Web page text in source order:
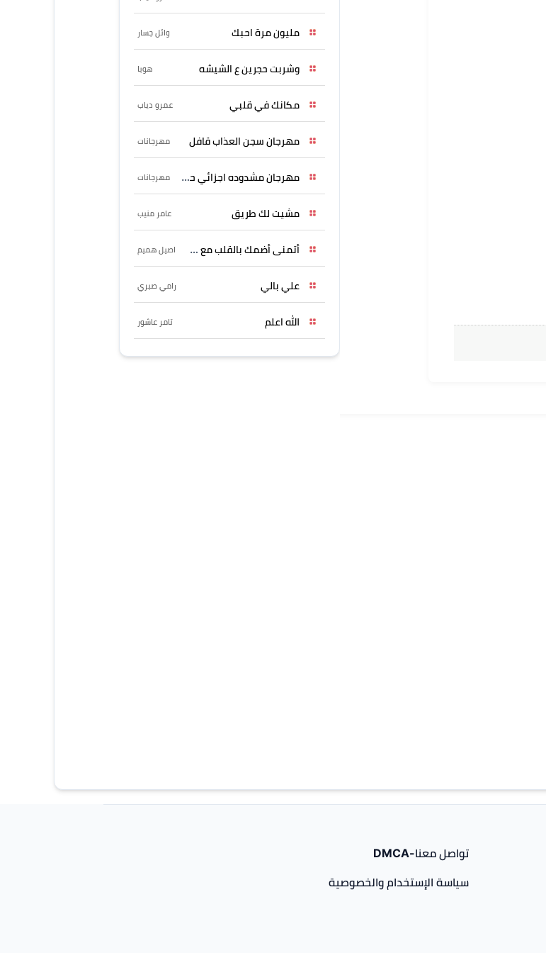
مليون مرة احبك وائل جسار
وشربت حجرين ع الشيشه هوبا
مكانك في قلبي عمرو دياب
مهرجان سجن العذاب قافل مهرجانات
مهرجان مشدوده اجزائي حربونى مهرجانات
مشيت لك طريق عامر منيب
أتمنى أضمك بالقلب مع حسين اصيل هميم
علي بالي رامي صبري
الله اعلم تامر عاشور
تواصل معنا-DMCA
سياسة الإستخدام والخصوصية